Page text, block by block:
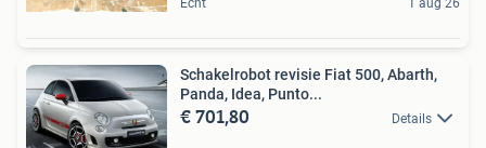
Schakelrobot revisie Fiat 500, Abarth,
Panda, Idea, Punto...
€ 701,80 Details